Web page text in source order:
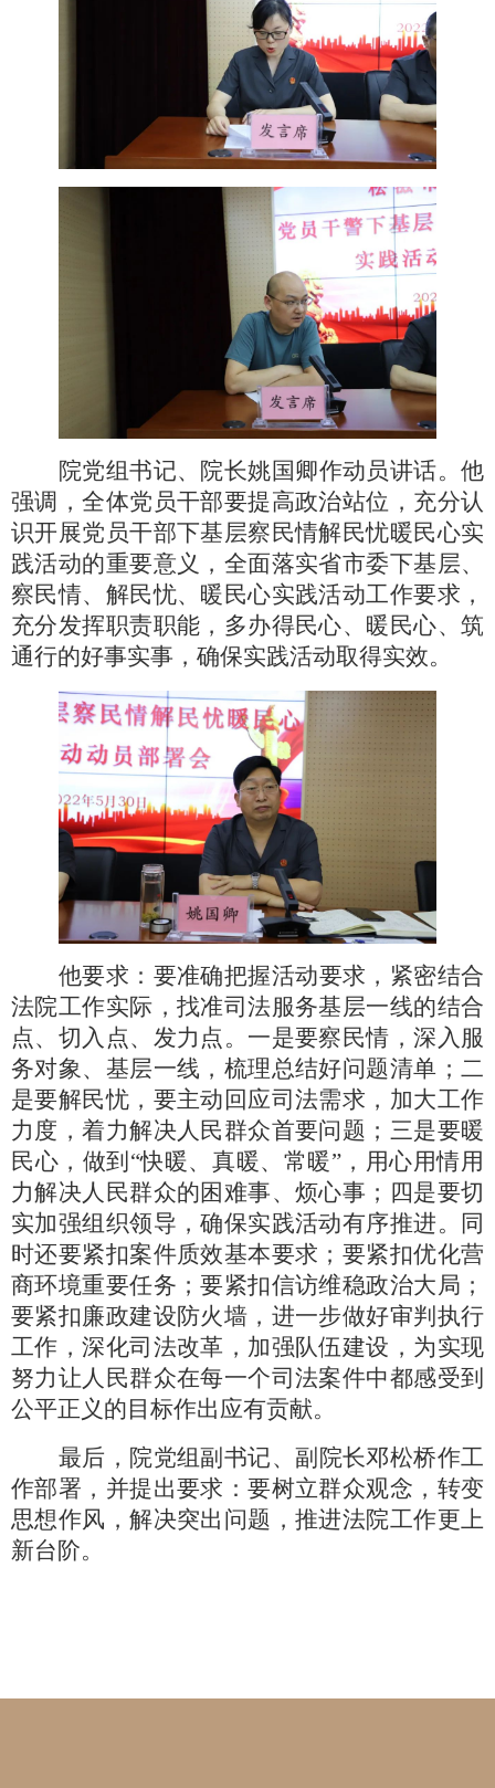
院党组书记、院长姚国卿作动员讲话。他
强调，全体党员干部要提高政治站位，充分认
识开展党员干部下基层察民情解民忧暖民心实
践活动的重要意义，全面落实省市委下基层、
察民情、解民忧、暖民心实践活动工作要求，
充分发挥职责职能，多办得民心、暖民心、筑
通行的好事实事，确保实践活动取得实效。
他要求：要准确把握活动要求，紧密结合
法院工作实际，找准司法服务基层一线的结合
点、切入点、发力点。一是要察民情，深入服
务对象、基层一线，梳理总结好问题清单；二
是要解民忧，要主动回应司法需求，加大工作
力度，着力解决人民群众首要问题；三是要暖
民心，做到 “快暖、真暖、常暖”，用心用情用
力解决人民群众的困难事、烦心事；四是要切
实加强组织领导，确保实践活动有序推进。同
时还要紧扣案件质效基本要求；要紧扣优化营
商环境重要任务；要紧扣信访维稳政治大局；
要紧扣廉政建设防火墙，进一步做好审判执行
工作，深化司法改革，加强队伍建设，为实现
努力让人民群众在每一个司法案件中都感受到
公平正义的目标作出应有贡献。
最后，院党组副书记、副院长邓松桥作工
作部署，并提出要求：要树立群众观念，转变
思想作风，解决突出问题，推进法院工作更上
新台阶。